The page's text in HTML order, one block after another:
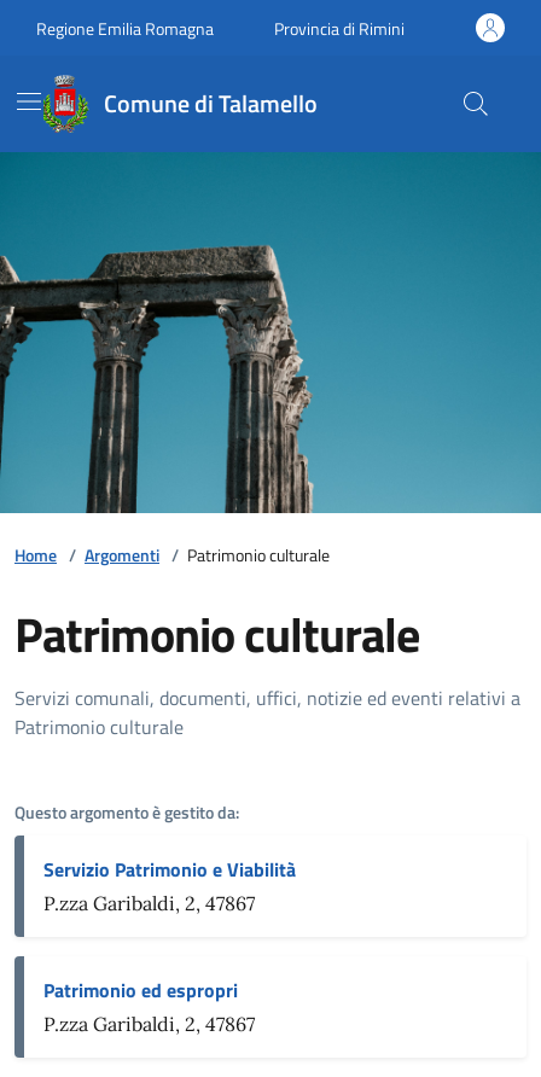
Regione Emilia Romagna Provincia di Rimini
Comune di Talamello
Home / Argomenti / Patrimonio culturale
Patrimonio culturale
Dettagli della notizia
Servizi comunali, documenti, uffici, notizie ed eventi relativi a
Patrimonio culturale
Questo argomento è gestito da:
Servizio Patrimonio e Viabilità
P.zza Garibaldi, 2, 47867
Patrimonio ed espropri
P.zza Garibaldi, 2, 47867